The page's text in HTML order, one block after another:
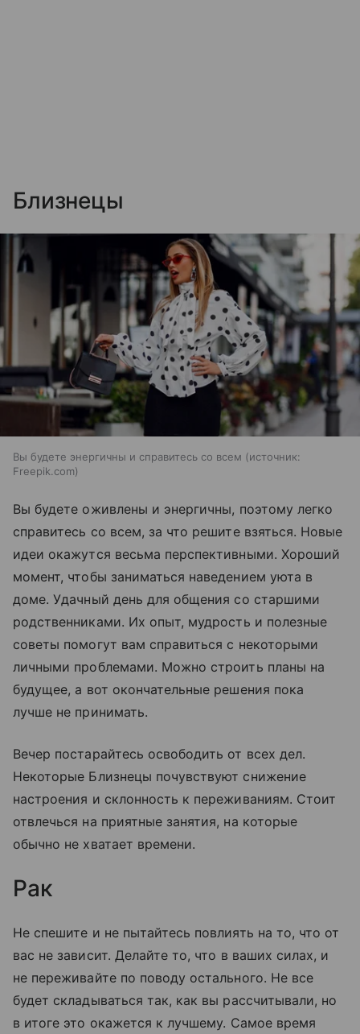
Близнецы
Вы будете энергичны и справитесь со всем
источник:
Freepik.com
Вы будете оживлены и энергичны, поэтому легко
справитесь со всем, за что решите взяться. Новые
идеи окажутся весьма перспективными. Хороший
момент, чтобы заниматься наведением уюта в
доме. Удачный день для общения со старшими
родственниками. Их опыт, мудрость и полезные
советы помогут вам справиться с некоторыми
личными проблемами. Можно строить планы на
будущее, а вот окончательные решения пока
лучше не принимать.
Вечер постарайтесь освободить от всех дел.
Некоторые Близнецы почувствуют снижение
настроения и склонность к переживаниям. Стоит
отвлечься на приятные занятия, на которые
обычно не хватает времени.
Рак
Не спешите и не пытайтесь повлиять на то, что от
вас не зависит. Делайте то, что в ваших силах, и
не переживайте по поводу остального. Не все
будет складываться так, как вы рассчитывали, но
в итоге это окажется к лучшему. Самое время